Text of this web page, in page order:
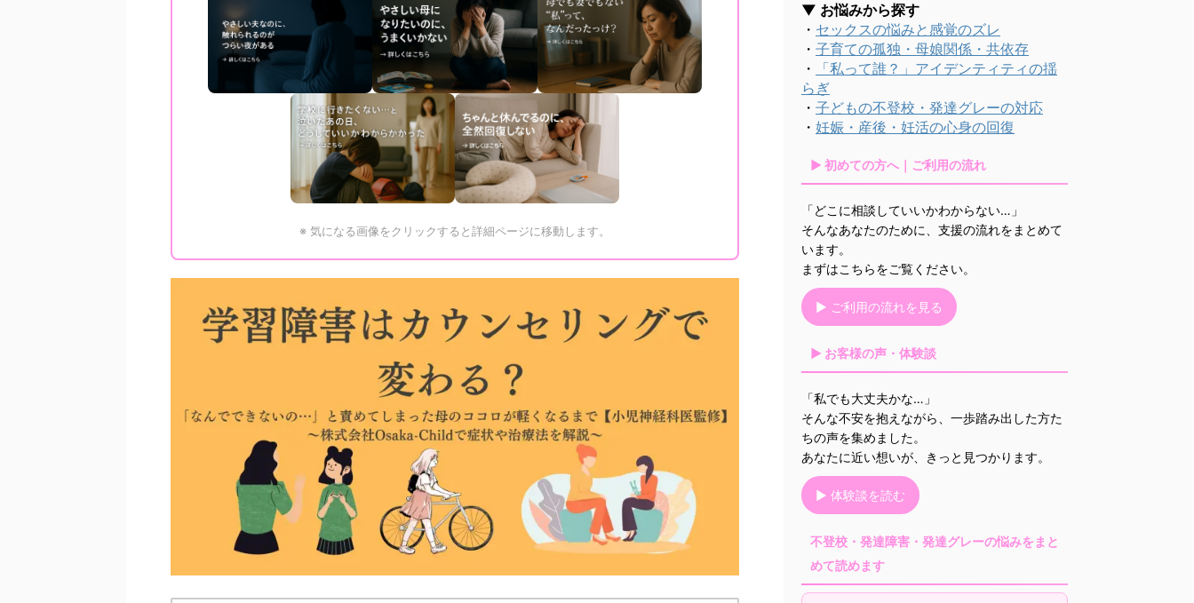
※ 気になる画像をクリックすると詳細ページに移動します。
▼ お悩みから探す
・ セックスの悩みと感覚のズレ
・ 子育ての孤独・母娘関係・共依存
・
「私って誰？」アイデンティティの揺
らぎ
・ 子どもの不登校・発達グレーの対応
・ 妊娠・産後・妊活の心身の回復
▶ 初めての方へ｜ご利用の流れ
「どこに相談していいかわからない…」
そんなあなたのために、支援の流れをまとめて
います。
まずはこちらをご覧ください。
▶ ご利用の流れを見る
▶ お客様の声・体験談
「私でも大丈夫かな…」
そんな不安を抱えながら、一歩踏み出した方た
ちの声を集めました。
あなたに近い想いが、きっと見つかります。
▶ 体験談を読む
不登校・発達障害・発達グレーの悩みをまと
めて読めます